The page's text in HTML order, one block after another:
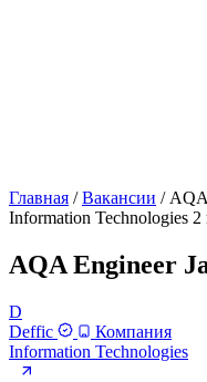
Главная / Вакансии /
Information Technologies 2
AQA Engineer
D
Deffic
Компания
Information Technologies